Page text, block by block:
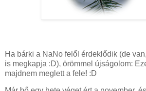
Ha bárki a NaNo felől érdeklődik (de
is megkapja :D), örömmel újságolom:
majdnem meglett a fele! :D